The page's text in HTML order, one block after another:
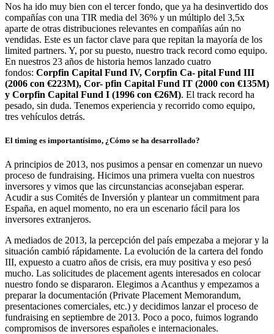
Nos ha ido muy bien con el tercer fondo, que ya ha desinvertido dos
compañías con una TIR media del 36% y un múltiplo del 3,5x
aparte de otras distribuciones relevantes en compañías aún no
vendidas. Este es un factor clave para que repitan la mayoría de los
limited partners. Y, por su puesto, nuestro track record como equipo.
En nuestros 23 años de historia hemos lanzado cuatro
fondos: Corpfin Capital Fund IV, Corpfin Ca- pital Fund III
(2006 con €223M), Cor- pfin Capital Fund IT (2000 con €135M)
y Corpfin Capital Fund I (1996 con €26M). El track record ha
pesado, sin duda. Tenemos experiencia y recorrido como equipo,
tres vehículos detrás.
El timing es importantísimo, ¿Cómo se ha desarrollado?
A principios de 2013, nos pusimos a pensar en comenzar un nuevo
proceso de fundraising. Hicimos una primera vuelta con nuestros
inversores y vimos que las circunstancias aconsejaban esperar.
Acudir a sus Comités de Inversión y plantear un commitment para
España, en aquel momento, no era un escenario fácil para los
inversores extranjeros.
A mediados de 2013, la percepción del país empezaba a mejorar y la
situación cambió rápidamente. La evolución de la cartera del fondo
III, expuesto a cuatro años de crisis, era muy positiva y eso pesó
mucho. Las solicitudes de placement agents interesados en colocar
nuestro fondo se dispararon. Elegimos a Acanthus y empezamos a
preparar la documentación (Private Placement Memorandum,
presentaciones comerciales, etc.) y decidimos lanzar el proceso de
fundraising en septiembre de 2013. Poco a poco, fuimos logrando
compromisos de inversores españoles e internacionales.